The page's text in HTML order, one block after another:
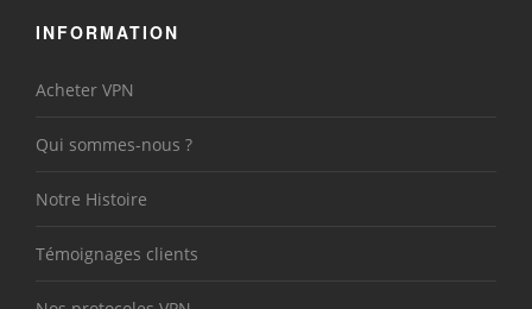
INFORMATION
Acheter VPN
Qui sommes-nous ?
Notre Histoire
Témoignages clients